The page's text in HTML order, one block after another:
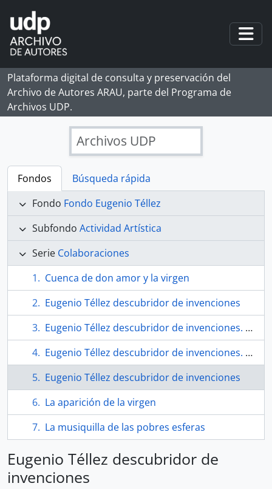
Skip to main content
Plataforma digital de consulta y preservación del
Archivo de Autores ARAU, parte del Programa de
Archivos UDP.
Archivos UDP
Fondos
Búsqueda rápida
Fondo Fondo Eugenio Téllez
Subfondo Actividad Artística
Serie Colaboraciones
Cuenca de don amor y la virgen
Eugenio Téllez descubridor de invenciones
Eugenio Téllez descubridor de invenciones. Documento preliminar
Eugenio Téllez descubridor de invenciones. Libro
Eugenio Téllez descubridor de invenciones
La aparición de la virgen
La musiquilla de las pobres esferas
Eugenio Téllez descubridor de
invenciones